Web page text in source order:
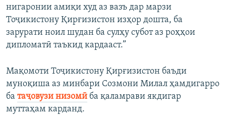
нигаронии амиқи худ аз вазъ дар марзи
Тоҷикистону Қирғизистон изҳор дошта, ба
зарурати ноил шудан ба сулҳу субот аз роҳҳои
дипломатӣ таъкид кардааст.”
Мақомоти Тоҷикистону Қирғизистон баъди
муноқиша аз минбари Созмони Милал ҳамдигарро
ба таҷовузи низомӣ ба қаламрави якдигар
муттаҳам карданд.